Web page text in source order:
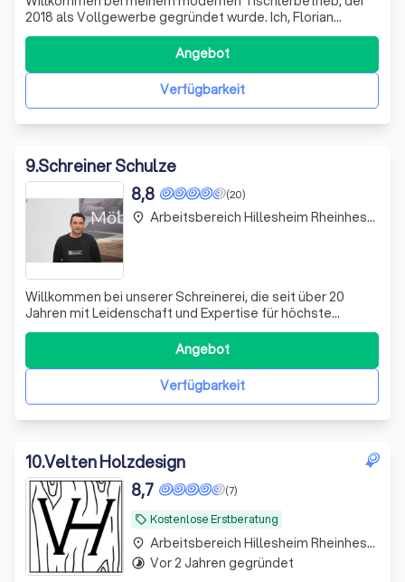
2018 als Vollgewerbe gegründet wurde. Ich, Florian
Schmidgunst, bringe über 18 Jahre Erfahrung in der
Holzverarbeitung mit, nachdem ich meine Lehre in einer
Wiesbadener Schreinerei erfolgreich abgeschlossen
habe. Mein Handwerk vereint Tradition und
Verfügbarkeit
Angebot
9.Schreiner Schulze
(20)
8,8
Willkommen bei unserer Schreinerei, die seit über 20
Jahren mit Leidenschaft und Expertise für höchste
Qualität steht. Wir sind Ihre Ansprechpartner für
maßgeschneiderte Einbaumöbel, präzise
Bautischlerarbeiten und den fachgerechten Einbau von
Fenstern aus Holz, Kunststoff oder Aluminium. Unser Ziel
Verfügbarkeit
Angebot
place Arbeitsbereich Hillesheim Rheinhessen
10.Velten Holzdesign
local_offer Kostenlose Erstberatung
(7)
8,7
place Arbeitsbereich Hillesheim Rheinhessen
timelapse Vor 2 Jahren gegründet